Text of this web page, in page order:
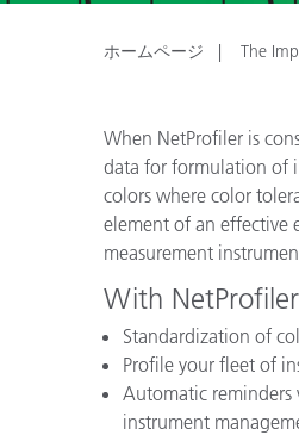
ホームページ The
When NetProfiler is
data for formulation of
colors where color
element of an effective
measurement
With
Standardization of
Profile your fleet of
Automatic
instrument